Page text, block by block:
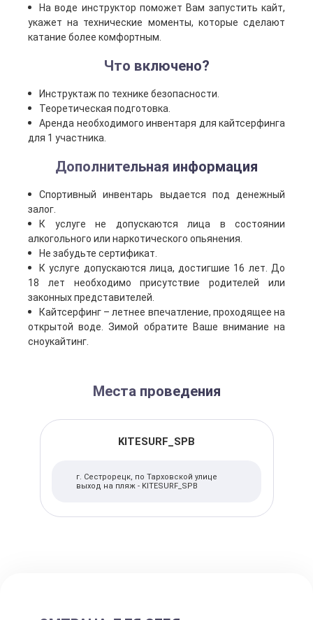
На воде инструктор поможет Вам запустить кайт,
укажет на технические моменты, которые сделают
катание более комфортным.
Что включено?
Инструктаж по технике безопасности.
Теоретическая подготовка.
Аренда необходимого инвентаря для кайтсерфинга
для 1 участника.
Дополнительная информация
Спортивный инвентарь выдается под денежный
залог.
К услуге не допускаются лица в состоянии
алкогольного или наркотического опьянения.
Не забудьте сертификат.
К услуге допускаются лица, достигшие 16 лет. До
18 лет необходимо присутствие родителей или
законных представителей.
Кайтсерфинг – летнее впечатление, проходящее на
открытой воде. Зимой обратите Ваше внимание на
сноукайтинг.
Места проведения
KITESURF_SPB
г. Сестрорецк, по Тарховской улице
выход на пляж - KITESURF_SPB